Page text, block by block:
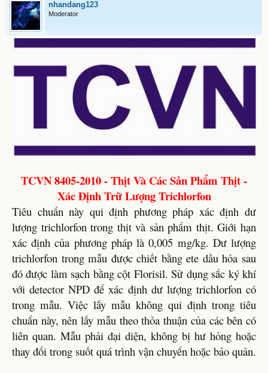
nhandang123
Moderator
TCVN 8405-2010 - Thịt Và Các Sản Phẩm Thịt -
Xác Định Trữ Lượng Trichlorfon
Tiêu chuẩn này qui định phương pháp xác định dư
lượng trichlorfon trong thịt và sản phẩm thịt. Giới hạn
xác định của phương pháp là 0,005 mg/kg. Dư lượng
trichlorfon trong mẫu được chiết bằng ete dầu hỏa sau
đó được làm sạch bằng cột Florisil. Sử dụng sắc ký khí
với detector NPD để xác định dư lượng trichlorfon có
trong mẫu. Việc lấy mẫu không qui định trong tiêu
chuẩn này, nên lấy mẫu theo thỏa thuận của các bên có
liên quan. Mẫu phải đại diện, không bị hư hỏng hoặc
thay đổi trong suốt quá trình vận chuyển hoặc bảo quản.